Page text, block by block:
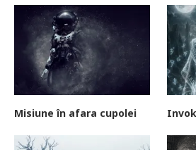
Misiune în afara cupolei